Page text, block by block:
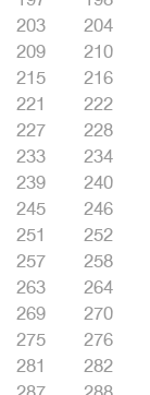
203
204
209
210
215
216
221
222
227
228
233
234
239
240
245
246
251
252
257
258
263
264
269
270
275
276
281
282